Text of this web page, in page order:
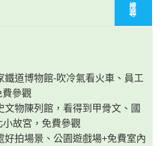
搜
尋
鐵道博物館-吹冷氣看火車、員工
參觀
文物陳列館，看得到甲骨文、國
故宮，免費參觀
好拍場景、公園遊戲場+免費室內